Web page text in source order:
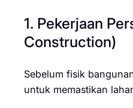
1. Pekerjaan
Construction)
Sebelum fisik
untuk memastikan